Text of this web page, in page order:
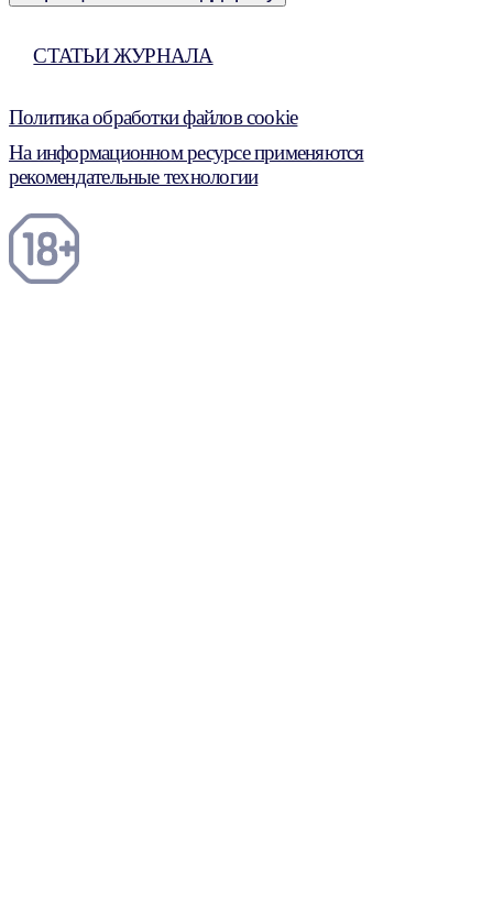
СТАТЬИ ЖУРНАЛА
Политика обработки файлов cookie
На информационном ресурсе применяются
рекомендательные технологии